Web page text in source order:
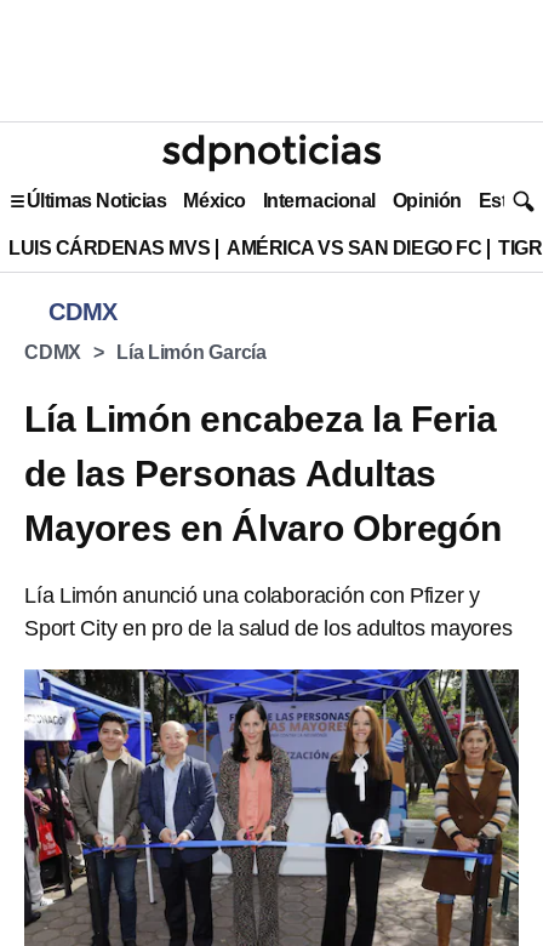
Últimas Noticias México Internacional Opinión Estilo
LUIS CÁRDENAS MVS AMÉRICA VS SAN DIEGO FC
CDMX
CDMX Lía Limón García
Lía Limón encabeza la Feria
de las Personas Adultas
Mayores en Álvaro Obregón
Lía Limón anunció una colaboración con Pfizer y
Sport City en pro de la salud de los adultos mayores